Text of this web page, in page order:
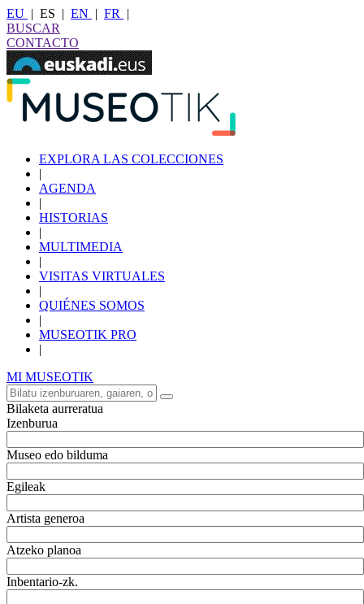
EU | ES | EN | FR
|
BUSCAR
CONTACTO
EXPLORA LAS COLECCIONES
|
AGENDA
|
HISTORIAS
|
MULTIMEDIA
|
VISITAS VIRTUALES
|
QUIÉNES SOMOS
|
MUSEOTIK PRO
|
MI MUSEOTIK
Bilaketa aurreratua
Izenburua
Museo edo bilduma
Egileak
Artista generoa
Atzeko planoa
Inbentario-zk.